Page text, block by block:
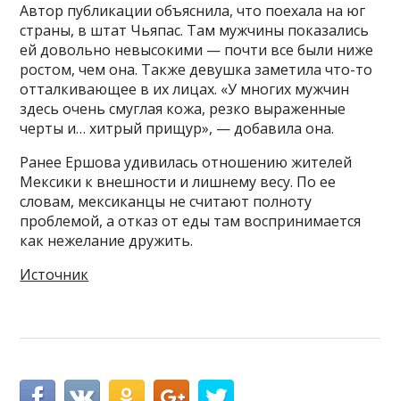
Автор публикации объяснила, что поехала на юг
страны, в штат Чьяпас. Там мужчины показались
ей довольно невысокими — почти все были ниже
ростом, чем она. Также девушка заметила что-то
отталкивающее в их лицах. «У многих мужчин
здесь очень смуглая кожа, резко выраженные
черты и… хитрый прищур», — добавила она.
Ранее Ершова удивилась отношению жителей
Мексики к внешности и лишнему весу. По ее
словам, мексиканцы не считают полноту
проблемой, а отказ от еды там воспринимается
как нежелание дружить.
Источник